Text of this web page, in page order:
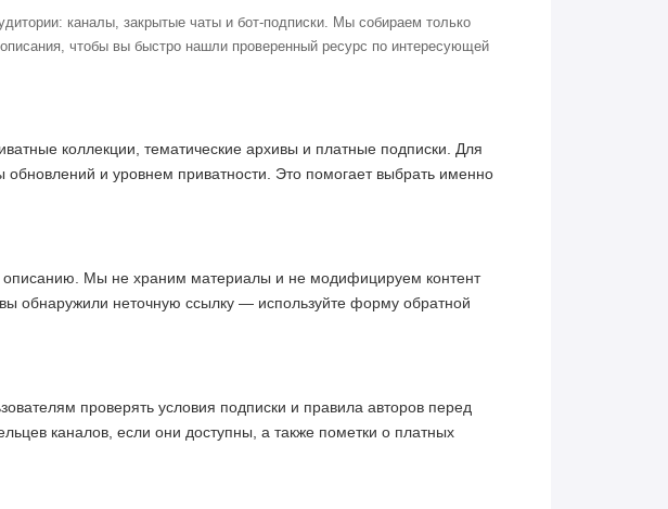
каналы, закрытые чаты и бот-подписки. Мы собираем только
чтобы вы быстро нашли проверенный ресурс по интересующей
коллекции, тематические архивы и платные подписки. Для
и уровнем приватности. Это помогает выбрать именно
описанию. Мы не храним материалы и не модифицируем контент
обнаружили неточную ссылку — используйте форму обратной
проверять условия подписки и правила авторов перед
каналов, если они доступны, а также пометки о платных